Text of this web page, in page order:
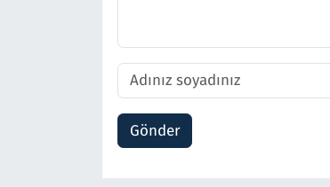
Gönder